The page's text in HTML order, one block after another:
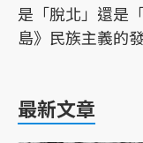
是「脫北」還是
島》民族主義的
最新文章